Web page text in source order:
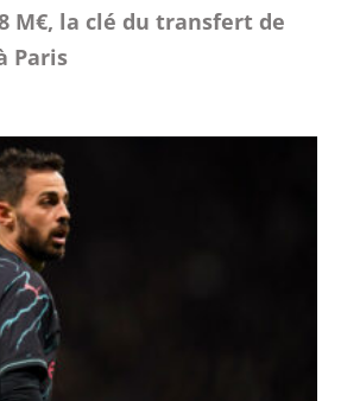
M€, la clé du transfert de
Paris